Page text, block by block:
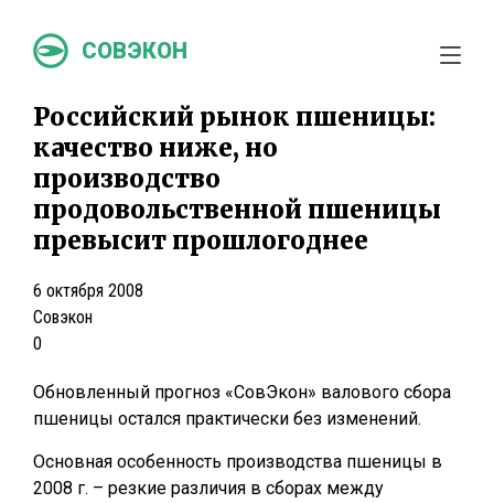
СОВЭКОН
Российский рынок пшеницы:
качество ниже, но
производство
продовольственной пшеницы
превысит прошлогоднее
6 октября 2008
Совэкон
0
Обновленный прогноз «СовЭкон» валового сбора
пшеницы остался практически без изменений.
Основная особенность производства пшеницы в
2008 г. – резкие различия в сборах между